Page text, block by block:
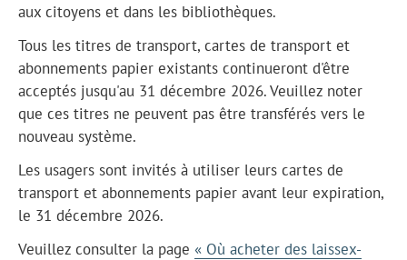
aux citoyens et dans les bibliothèques.
Tous les titres de transport, cartes de transport et
abonnements papier existants continueront d'être
acceptés jusqu'au 31 décembre 2026. Veuillez noter
que ces titres ne peuvent pas être transférés vers le
nouveau système.
Les usagers sont invités à utiliser leurs cartes de
transport et abonnements papier avant leur expiration,
le 31 décembre 2026.
Veuillez consulter la page « Où acheter des laissex-